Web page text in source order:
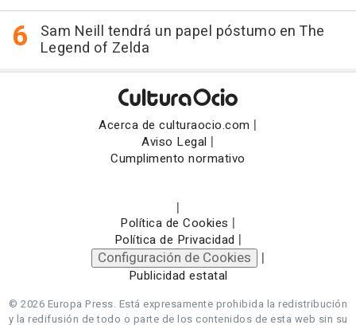
Sam Neill tendrá un papel póstumo en The
Legend of Zelda
Acerca de culturaocio.com |
Aviso Legal |
Cumplimento normativo
|
Política de Cookies |
Política de Privacidad |
Configuración de Cookies |
Publicidad estatal
© 2026 Europa Press. Está expresamente prohibida la redistribución
y la redifusión de todo o parte de los contenidos de esta web sin su